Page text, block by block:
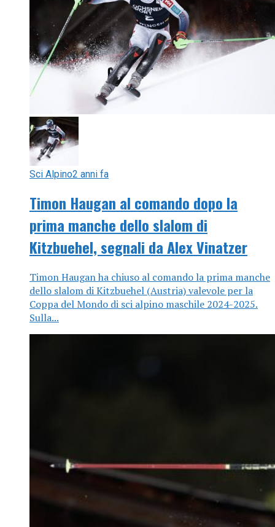
Sci Alpino2 anni fa
Timon Haugan al comando dopo la
prima manche dello slalom di
Kitzbuehel, segnali da Alex Vinatzer
Timon Haugan ha chiuso al comando la prima manche
dello slalom di Kitzbuehel (Austria) valevole per la
Coppa del Mondo di sci alpino maschile 2024-2025.
Sulla...